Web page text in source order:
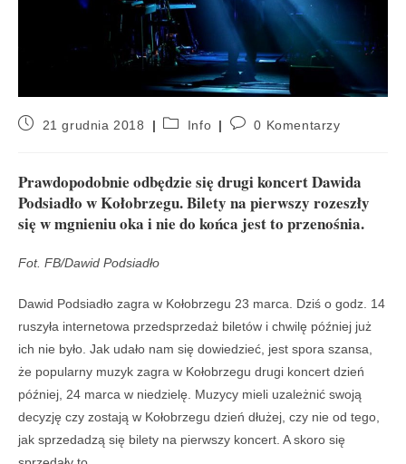
21 grudnia 2018 Info 0 Komentarzy
Prawdopodobnie odbędzie się drugi koncert Dawida
Podsiadło w Kołobrzegu. Bilety na pierwszy rozeszły
się w mgnieniu oka i nie do końca jest to przenośnia.
Fot. FB/Dawid Podsiadło
Dawid Podsiadło zagra w Kołobrzegu 23 marca. Dziś o godz. 14
ruszyła internetowa przedsprzedaż biletów i chwilę później już
ich nie było. Jak udało nam się dowiedzieć, jest spora szansa,
że popularny muzyk zagra w Kołobrzegu drugi koncert dzień
później, 24 marca w niedzielę. Muzycy mieli uzależnić swoją
decyzję czy zostają w Kołobrzegu dzień dłużej, czy nie od tego,
jak sprzedadzą się bilety na pierwszy koncert. A skoro się